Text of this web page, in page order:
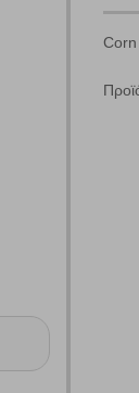
Corn
τη για
τα προϊόντα που
δεδομένα
σας. Τα